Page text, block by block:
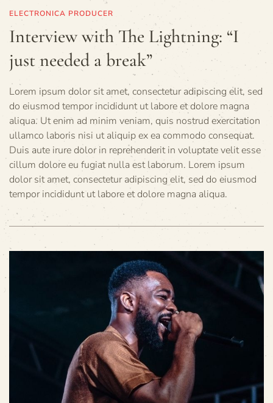
ELECTRONICA PRODUCER
Interview with The Lightning: “I
just needed a break”
Lorem ipsum dolor sit amet, consectetur adipiscing elit, sed
do eiusmod tempor incididunt ut labore et dolore magna
aliqua. Ut enim ad minim veniam, quis nostrud exercitation
ullamco laboris nisi ut aliquip ex ea commodo consequat.
Duis aute irure dolor in reprehenderit in voluptate velit esse
cillum dolore eu fugiat nulla est laborum. Lorem ipsum
dolor sit amet, consectetur adipiscing elit, sed do eiusmod
tempor incididunt ut labore et dolore magna aliqua.